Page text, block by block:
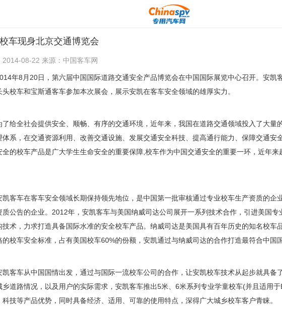
车现身北京交通博览会
2014-08-22 来源： 中国客车网
年8月20日，第六届中国国际道路交通安全产品博览会在中国国际展览中心召开。安凯
头校车和宝斯通客车参加本次展会，展示安凯在客车安全领域的雄厚实力。
全社会提供安全、顺畅、有序的交通环境，近年来，我国在道路交通领域投入了大量
体系，在交通资源利用、改善交通设施、发展交通安全科技、提高通行能力、保障交通安
全的校车产品是广大学生生命安全的重要保障,校车作为中国交通安全的重要一环，近年
车在客车安全领域长期保持领先地位，是中国第一批审核通过专业校车生产资质的企
质公告的企业。2012年，安凯客车与美国纳威司达公司展开一系列技术合作，引进美国专
技术，力求打造具备国际水准的安全校车产品。纳威司达是美国具有百年历史的知名校车
的校车安全标准，占有美国校车60%的份额，安凯通过与纳威司达的合作打造最符合中国
车从中国国情出发，通过与国际一流校车公司的合作，让安凯校车技术从起步就具备
乡道路情况，以及用户的实际需求，安凯客车推出5米、6米系列专业学童校车(并且适用于
科技等产品优势，同时具备经济、适用、可靠的使用特点，深得广大城乡校车客户青睐。